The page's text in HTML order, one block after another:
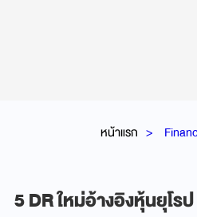
หน้าแรก
5 DR ใหม่อ้างอิงหุ้นยุโร